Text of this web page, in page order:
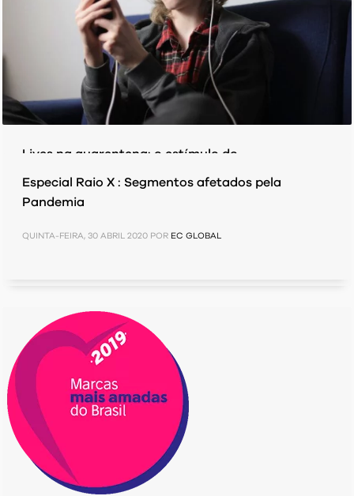
Lives na quarentena: o estímulo do
entretenimento musical para arrecadação de
donativos.
Especial Raio X : Segmentos afetados pela
Pandemia
QUINTA-FEIRA, 30 ABRIL 2020 POR EC GLOBAL